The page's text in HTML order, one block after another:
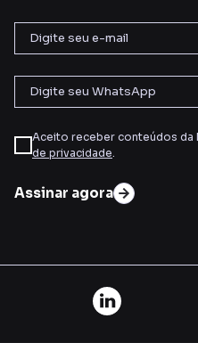
Aceito receber conteúdos da
de privacidade.
Assinar agora